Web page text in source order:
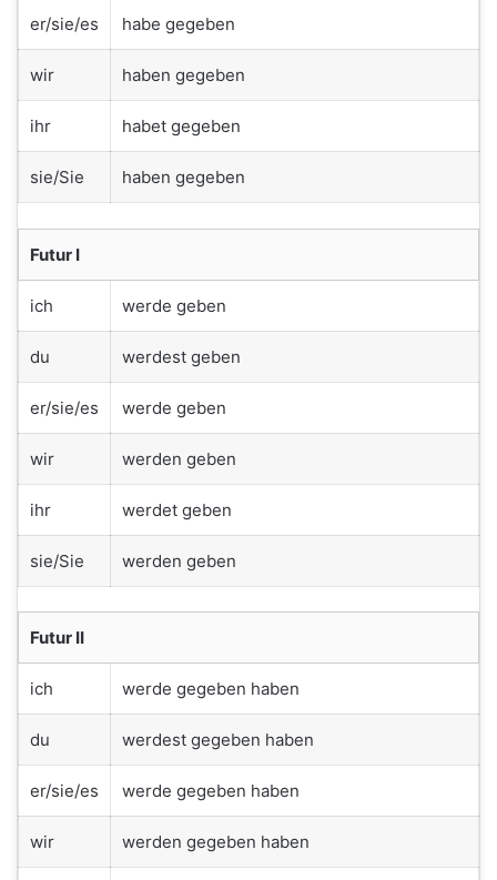
er/sie/es habe gegeben
wir haben gegeben
ihr habet gegeben
sie/Sie haben gegeben
Futur I
ich werde geben
du werdest geben
er/sie/es werde geben
wir werden geben
ihr werdet geben
sie/Sie werden geben
Futur II
ich werde gegeben haben
du werdest gegeben haben
er/sie/es werde gegeben haben
wir werden gegeben haben